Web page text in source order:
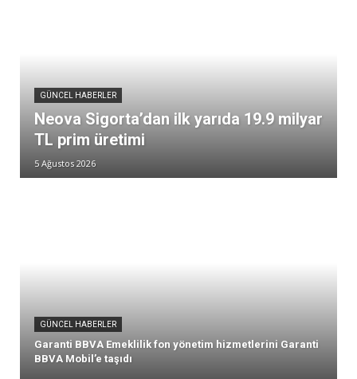
GÜNCEL HABERLER
Neova Sigorta’dan ilk yarıda 19.9 milyar
TL prim üretimi
5 Ağustos 2026
GÜNCEL HABERLER
Garanti BBVA Emeklilik fon yönetim hizmetlerini Garanti
BBVA Mobil’e taşıdı